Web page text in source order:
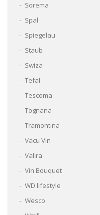
Sorema
Spal
Spiegelau
Staub
Swiza
Tefal
Tescoma
Tognana
Tramontina
Vacu Vin
Valira
Vin Bouquet
WD lifestyle
Wesco